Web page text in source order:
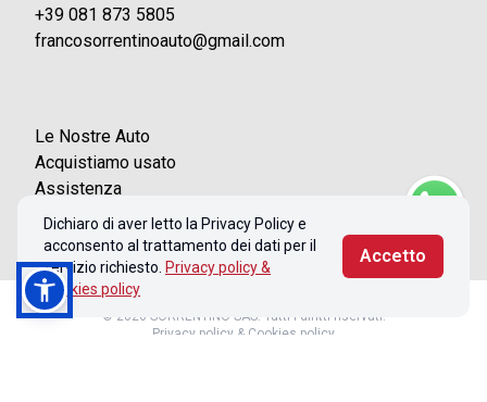
+39 081 873 5805
francosorrentinoauto@gmail.com
Le Nostre Auto
Acquistiamo usato
Assistenza
Contatti
Dichiaro di aver letto la Privacy Policy e
acconsento al trattamento dei dati per il
servizio richiesto. Privacy policy &
Cookies policy
Accetto
© 2026 SORRENTINO SAS. Tutti i diritti riservati.
Privacy policy & Cookies policy